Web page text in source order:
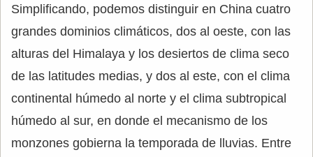
Simplificando, podemos distinguir en China cuatro
grandes dominios climáticos, dos al oeste, con las
alturas del Himalaya y los desiertos de clima seco
de las latitudes medias, y dos al este, con el clima
continental húmedo al norte y el clima subtropical
húmedo al sur, en donde el mecanismo de los
monzones gobierna la temporada de lluvias. Entre